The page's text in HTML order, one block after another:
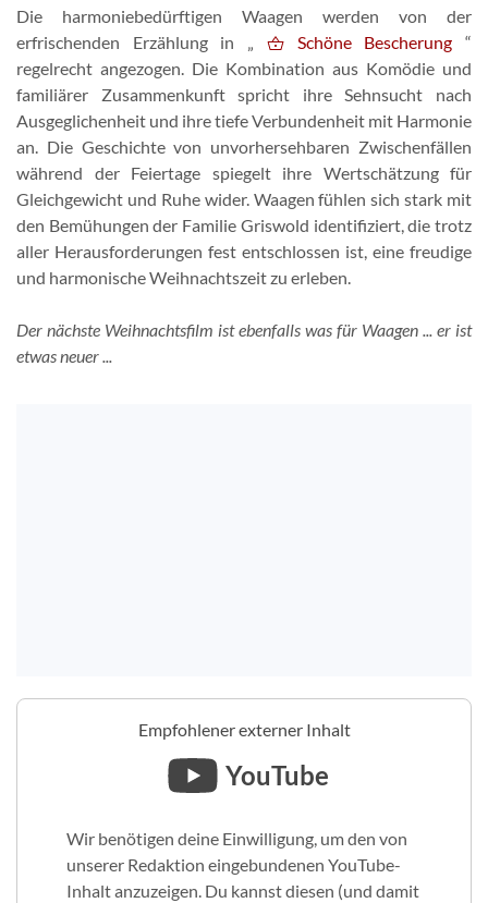
Die harmoniebedürftigen Waagen werden von der
erfrischenden Erzählung in „
Schöne Bescherung“
regelrecht angezogen. Die Kombination aus Komödie und
familiärer Zusammenkunft spricht ihre Sehnsucht nach
Ausgeglichenheit und ihre tiefe Verbundenheit mit Harmonie
an. Die Geschichte von unvorhersehbaren Zwischenfällen
während der Feiertage spiegelt ihre Wertschätzung für
Gleichgewicht und Ruhe wider. Waagen fühlen sich stark mit
den Bemühungen der Familie Griswold identifiziert, die trotz
aller Herausforderungen fest entschlossen ist, eine freudige
und harmonische Weihnachtszeit zu erleben.
Der nächste Weihnachtsfilm ist ebenfalls was für Waagen ... er ist
etwas neuer ...
Empfohlener externer Inhalt
YouTube
Wir benötigen deine Einwilligung, um den von
unserer Redaktion eingebundenen YouTube-
Inhalt anzuzeigen. Du kannst diesen (und damit